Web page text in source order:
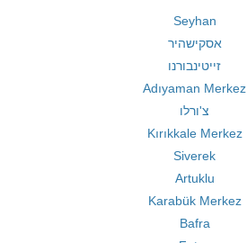
Seyhan
אסקישהיר
זייטינבורנו
Adıyaman Merkez
צ'ורלו
Kırıkkale Merkez
Siverek
Artuklu
Karabük Merkez
Bafra